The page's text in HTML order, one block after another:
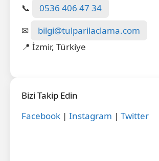
📞
0536 406 47 34
✉
bilgi@tulparilaclama.com
📍 İzmir, Türkiye
Bizi Takip Edin
Facebook | Instagram | Twitter